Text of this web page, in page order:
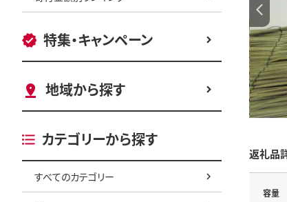
特集・キャンペーン
地域から探す
カテゴリーから探す
すべてのカテゴリー
返礼品
容量